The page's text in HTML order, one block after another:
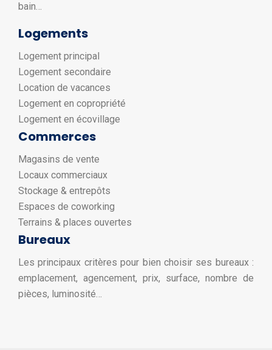
bain…
Logements
Logement principal
Logement secondaire
Location de vacances
Logement en copropriété
Logement en écovillage
Commerces
Magasins de vente
Locaux commerciaux
Stockage & entrepôts
Espaces de coworking
Terrains & places ouvertes
Bureaux
Les principaux critères pour bien choisir ses bureaux :
emplacement, agencement, prix, surface, nombre de
pièces, luminosité…